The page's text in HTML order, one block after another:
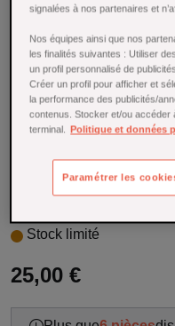
Râpe pour
Référence : 27556
Râpe traditionnelle Gefu
authentiques.
En savoir plus
Stock limité
25,00 €
signalées à nos partenaires et
Nos équipes ainsi que nos
les finalités suivantes : Utiliser
un profil personnalisé de
Créer un profil pour afficher et
la performance des publicités/
contenus. Stocker et/ou
terminal. Politique et données
Paramétrer les